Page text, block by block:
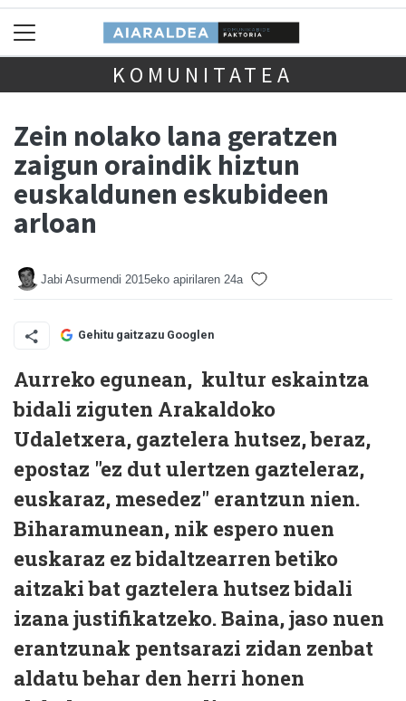
KOMUNITATEA
Zein nolako lana geratzen
zaigun oraindik hiztun
euskaldunen eskubideen
arloan
Jabi Asurmendi 2015eko apirilaren 24a
Gehitu gaitzazu Googlen
Aurreko egunean, kultur eskaintza
bidali ziguten Arakaldoko
Udaletxera, gaztelera hutsez, beraz,
epostaz "ez dut ulertzen gazteleraz,
euskaraz, mesedez" erantzun nien.
Biharamunean, nik espero nuen
euskaraz ez bidaltzearren betiko
aitzaki bat gaztelera hutsez bidali
izana justifikatzeko. Baina, jaso nuen
erantzunak pentsarazi zidan zenbat
aldatu behar den herri honen